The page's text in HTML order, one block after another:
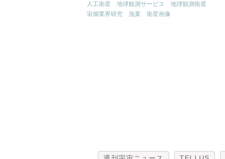
人工衛星
地球観測サービス
地球観測衛星
宙畑業界研究
漁業 衛星画像